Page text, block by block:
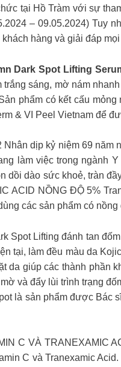
tại Hồ Tràm với sự
– 09.05.2024) Tuy
hàng và giải đáp mọi
Dark Spot Lifting
sáng, mờ nám
phẩm có kết cấu
& VI Peel Vietnam để
dịp kỷ niệm 69
làm việc trong ngành
dồi dào sức khoẻ, tràn
ACID NỒNG ĐỘ 5%
các sản phẩm có nồng
Spot Lifting đánh tan
tại, làm đều màu da
da giúp các thành
và đẩy lùi trình trạng
là sản phẩm được Bác
C VÀ TRANEXAMIC
C và Tranexamic